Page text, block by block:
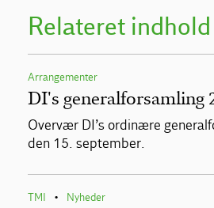
Relateret indhold
Arrangementer
DI's generalforsamling
Overvær DI’s ordinære
den 15. september.
TMI • Nyheder